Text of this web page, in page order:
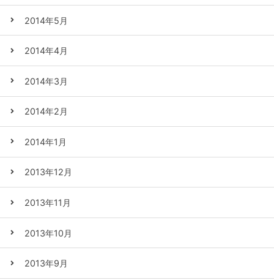
2014年5月
2014年4月
2014年3月
2014年2月
2014年1月
2013年12月
2013年11月
2013年10月
2013年9月